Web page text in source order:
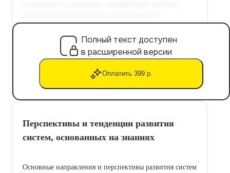
Полный текст доступен
в расширенной версии
Оплатить 399 р.
Перспективы и тенденции развития
систем, основанных на знаниях
Основные направления и перспективы развития систем